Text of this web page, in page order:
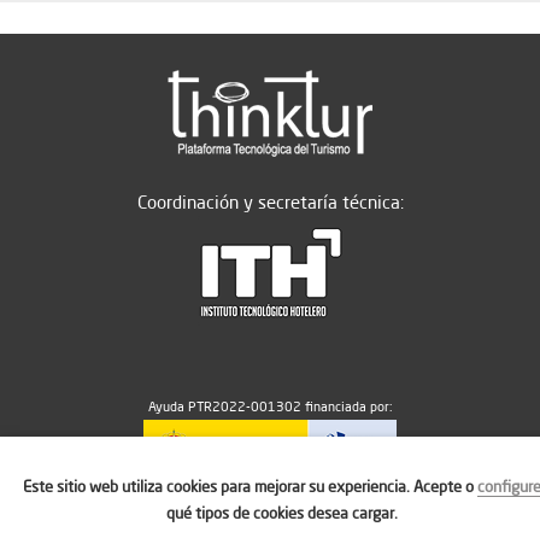
Coordinación y secretaría técnica:
Ayuda PTR2022-001302 financiada por:
MICIU/AEI/10.13039/501100011033
Este sitio web utiliza cookies para mejorar su experiencia. Acepte oconfigure
qué tipos de cookies desea cargar.